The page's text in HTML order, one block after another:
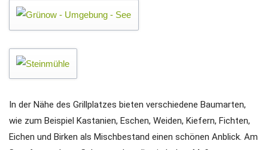
In der Nähe des Grillplatzes bieten verschiedene Baumarten,
wie zum Beispiel Kastanien, Eschen, Weiden, Kiefern, Fichten,
Eichen und Birken als Mischbestand einen schönen Anblick. Am